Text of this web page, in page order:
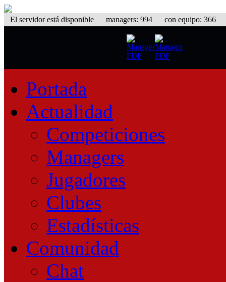
El servidor está disponible managers: 994 con equipo: 366
Portada
Actualidad
Competiciones
Managers
Jugadores
Clubes
Estadísticas
Comunidad
Chat